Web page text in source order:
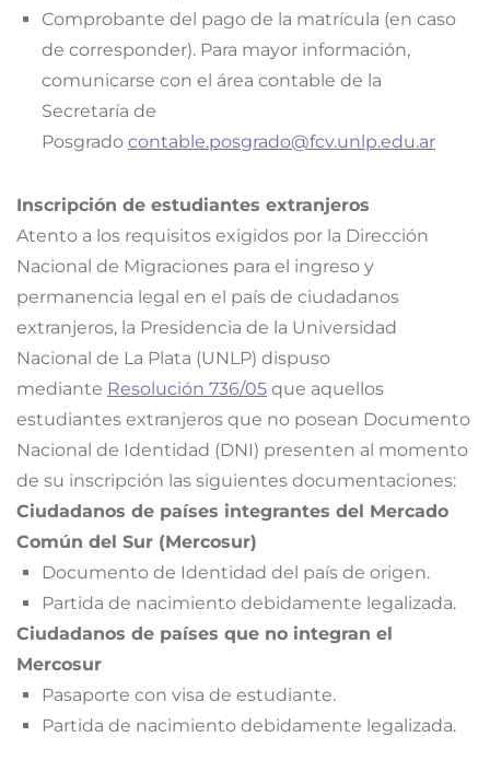
Comprobante del pago de la matrícula (en caso
de corresponder). Para mayor información,
comunicarse con el área contable de la
Secretaría de
Posgradocontable.posgrado@fcv.unlp.edu.ar
Inscripción de estudiantes extranjeros
Atento a los requisitos exigidos por la Dirección
Nacional de Migraciones para el ingreso y
permanencia legal en el país de ciudadanos
extranjeros, la Presidencia de la Universidad
Nacional de La Plata (UNLP) dispuso
mediante Resolución 736/05 que aquellos
estudiantes extranjeros que no posean Documento
Nacional de Identidad (DNI) presenten al momento
de su inscripción las siguientes documentaciones:
Ciudadanos de países integrantes del Mercado
Común del Sur (Mercosur)
Documento de Identidad del país de origen.
Partida de nacimiento debidamente legalizada.
Ciudadanos de países que no integran el
Mercosur
Pasaporte con visa de estudiante.
Partida de nacimiento debidamente legalizada.